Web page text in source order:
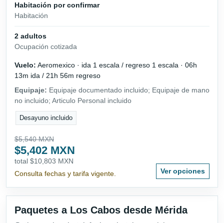
Habitación por confirmar
Habitación
2 adultos
Ocupación cotizada
Vuelo: Aeromexico · ida 1 escala / regreso 1 escala · 06h
13m ida / 21h 56m regreso
Equipaje: Equipaje documentado incluido; Equipaje de mano
no incluido; Articulo Personal incluido
Desayuno incluido
$5,540 MXN
$5,402 MXN
total $10,803 MXN
Consulta fechas y tarifa vigente.
Ver opciones
Paquetes a Los Cabos desde Mérida